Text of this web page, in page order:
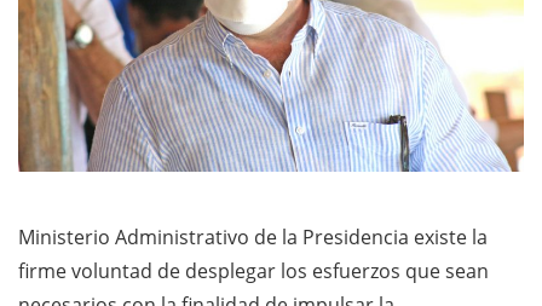
Ministerio Administrativo de la Presidencia existe la
firme voluntad de desplegar los esfuerzos que sean